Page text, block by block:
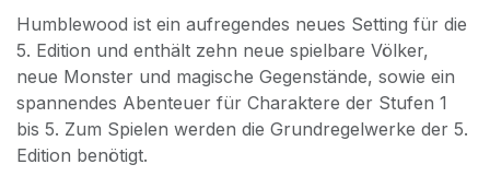
Humblewood ist ein aufregendes neues Setting für die
5. Edition und enthält zehn neue spielbare Völker,
neue Monster und magische Gegenstände, sowie ein
spannendes Abenteuer für Charaktere der Stufen 1
bis 5. Zum Spielen werden die Grundregelwerke der 5.
Edition benötigt.